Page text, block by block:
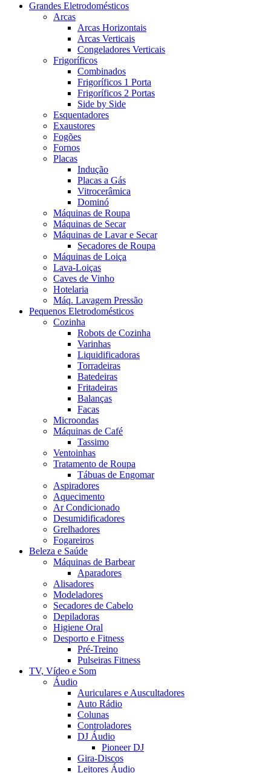
Grandes Eletrodomésticos
Arcas
Arcas Horizontais
Arcas Verticais
Congeladores Verticais
Frigoríficos
Combinados
Frigoríficos 1 Porta
Frigoríficos 2 Portas
Side by Side
Esquentadores
Exaustores
Fogões
Fornos
Placas
Indução
Placas a Gás
Vitrocerâmica
Dominó
Máquinas de Roupa
Máquinas de Secar
Máquinas de Lavar e Secar
Secadores de Roupa
Máquinas de Loiça
Lava-Loiças
Caves de Vinho
Hotelaria
Máq. Lavagem Pressão
Pequenos Eletrodomésticos
Cozinha
Robots de Cozinha
Varinhas
Liquidificadoras
Torradeiras
Batedeiras
Fritadeiras
Balanças
Facas
Microondas
Máquinas de Café
Tassimo
Ventoinhas
Tratamento de Roupa
Tábuas de Engomar
Aspiradores
Aquecimento
Ar Condicionado
Desumidificadores
Grelhadores
Fogareiros
Beleza e Saúde
Máquinas de Barbear
Aparadores
Alisadores
Modeladores
Secadores de Cabelo
Depiladoras
Higiene Oral
Desporto e Fitness
Pré-Treino
Pulseiras Fitness
TV, Vídeo e Som
Áudio
Auriculares e Auscultadores
Auto Rádio
Colunas
Controladores
DJ Áudio
Pioneer DJ
Gira-Discos
Leitores Áudio